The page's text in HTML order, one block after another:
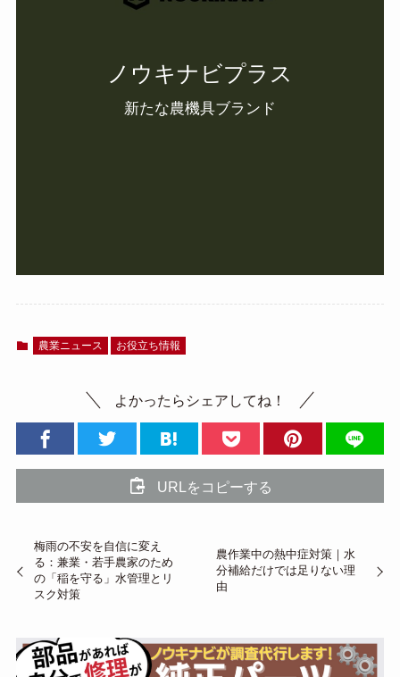
ノウキナビプラス
新たな農機具ブランド
農業ニュース お役立ち情報
よかったらシェアしてね！
URLをコピーする
梅雨の不安を自信に変え
る：兼業・若手農家のため
の「稲を守る」水管理とリ
スク対策
農作業中の熱中症対策｜水
分補給だけでは足りない理
由